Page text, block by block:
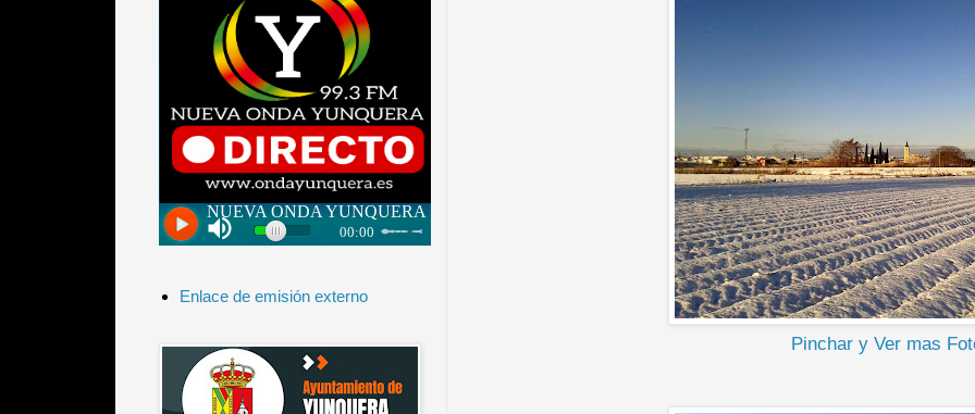
Pinchar y Ver mas
Enlace de emisión externo